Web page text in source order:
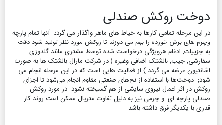
دوخت روکش صندلی
در این مرحله تمامی کارها به خیاط های ماهر واگذار می گردد. آنها تمام پارچه
وچرم های برش خورده را بهم می دوزند تا روکش مورد نظر تولید شود دقت
به جزییات, ادغام هرویژگی درخواست شده توسط مشتری مانند گلدوزی
سفارشی, جیب, بالشتک اضافی وغیره ( در شرکت مارال بالشتک ها به صورت
اشانتیون عرضه می گردد ) از فعالیت هایی است که در این مرحله انجام می
شود; دوخت‌ها با استفاده از نخ‌های صنعتی مقاوم انجام می‌شود تا اجزای
روکش در اثر اعمال نیروی سایشی از هم گسیخته نشود. در مورد روکش
صندلی پارچه ای و چرمی نیز به دلیل تفاوت متریال ممکن است روند کار
قدری با یکدیگر فرق داشته باشد.